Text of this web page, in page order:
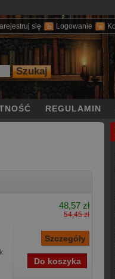
się Logowanie
REGULAMIN
48,57 zł
54,45 zł